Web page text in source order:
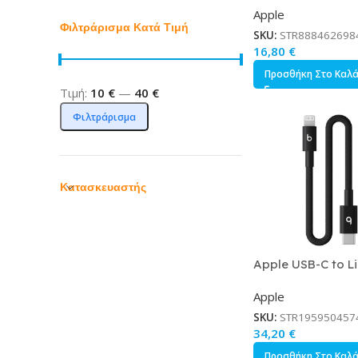
Φιλτράρισμα Κατά Τιμή
Φιλτράρισμα
Τιμή: 10 € — 40 €
Κατασκευαστής
Λευκό 2m
Apple
SKU:
16,80 €
Προσθήκη Στο
Apple USB-C to
Apple
SKU:
34,20 €